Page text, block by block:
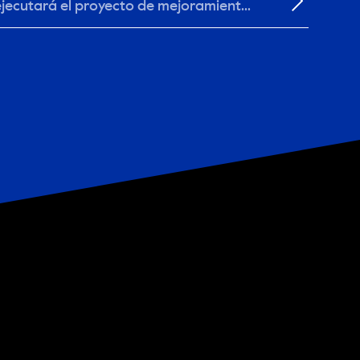
el proyecto de mejoramiento